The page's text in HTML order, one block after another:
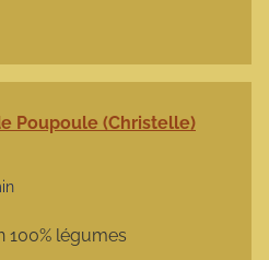
Poupoule (Christelle)
100% légumes